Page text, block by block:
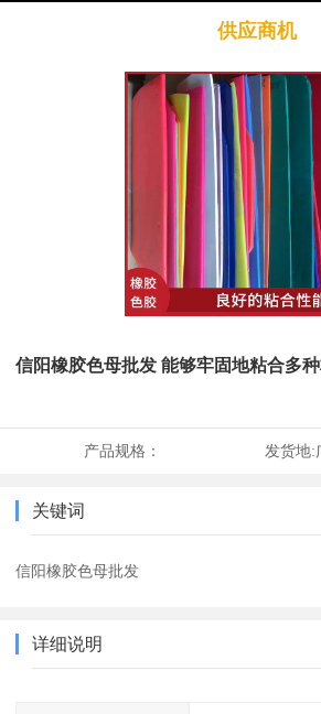
供应商机
信阳橡胶色母批发 能够牢固地粘合多
产品规格： 发货地:
关键词
信阳橡胶色母批发
详细说明